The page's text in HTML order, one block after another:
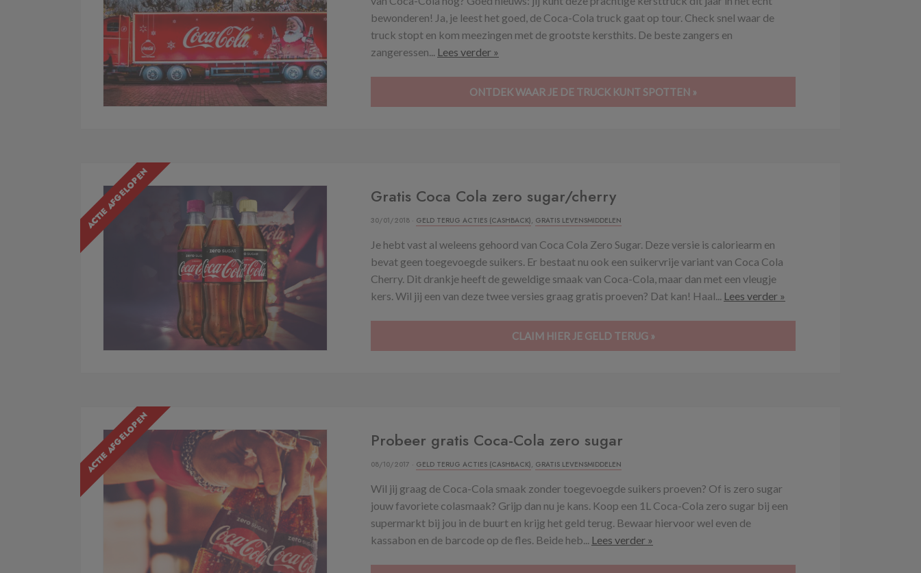
bewonderen! Ja, je leest het goed, de Coca-Cola truck gaat op tour. Check snel waar de
truck stopt en kom meezingen met de grootste kersthits. De beste zangers en
zangeressen... Lees verder »
ONTDEK WAAR JE DE TRUCK KUNT SPOTTEN »
ACTIE AFGELOPEN Gratis Coca Cola zero sugar/cherry
30/01/2018 · GELD TERUG ACTIES (CASHBACK), GRATIS LEVENSMIDDELEN
Je hebt vast al weleens gehoord van Coca Cola Zero Sugar. Deze versie is caloriearm en
bevat geen toegevoegde suikers. Er bestaat nu ook een suikervrije variant van Coca Cola
Cherry. Dit drankje heeft de geweldige smaak van Coca-Cola, maar dan met een vleugje
kers. Wil jij een van deze twee versies graag gratis proeven? Dat kan! Haal... Lees verder »
CLAIM HIER JE GELD TERUG »
ACTIE AFGELOPEN Probeer gratis Coca-Cola zero sugar
08/10/2017 · GELD TERUG ACTIES (CASHBACK), GRATIS LEVENSMIDDELEN
Wil jij graag de Coca-Cola smaak zonder toegevoegde suikers proeven? Of is zero sugar
jouw favoriete colasmaak? Grijp dan nu je kans. Koop een 1L Coca-Cola zero sugar bij een
supermarkt bij jou in de buurt en krijg het geld terug. Bewaar hiervoor wel even de
kassabon en de barcode op de fles. Beide heb... Lees verder »